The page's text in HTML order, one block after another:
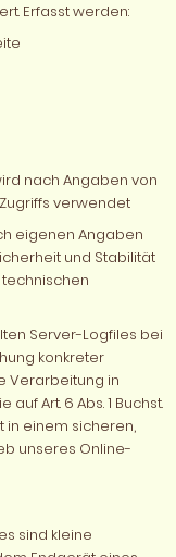
Erfasst werden:
nach Angaben von
verwendet
eigenen Angaben
und Stabilität
Server-Logfiles bei
konkreter
Verarbeitung in
Art. 6 Abs. 1 Buchst.
in einem sicheren,
unseres Online-
sind kleine